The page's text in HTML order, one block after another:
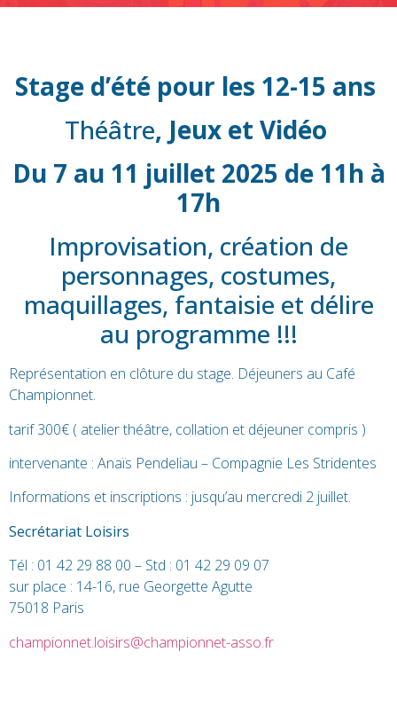
Stage d’été pour les 12-15 ans
Théâtre, Jeux et Vidéo
Du 7 au 11 juillet 2025 de 11h à
17h
Improvisation, création de
personnages, costumes,
maquillages, fantaisie et délire
au programme !!!
Représentation en clôture du stage. Déjeuners au Café
Championnet.
tarif 300€ ( atelier théâtre, collation et déjeuner compris )
intervenante : Anaïs Pendeliau – Compagnie Les Stridentes
Informations et inscriptions : jusqu’au mercredi 2 juillet.
Secrétariat Loisirs
Tél : 01 42 29 88 00 – Std : 01 42 29 09 07
sur place : 14-16, rue Georgette Agutte
75018 Paris
championnet.loisirs@championnet-asso.fr